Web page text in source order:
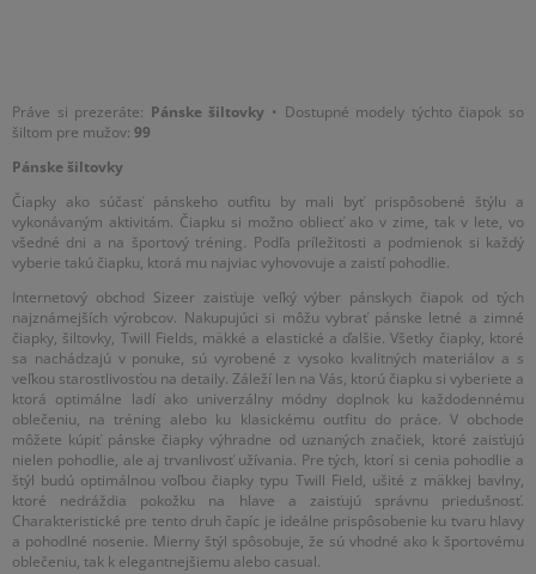
Práve si prezeráte: Pánske šiltovky • Dostupné modely týchto čiapok so
šiltom pre mužov: 99
Pánske šiltovky
Čiapky ako súčasť pánskeho outfitu by mali byť prispôsobené štýlu a
vykonávaným aktivitám. Čiapku si možno obliecť ako v zime, tak v lete, vo
všedné dni a na športový tréning. Podľa príležitosti a podmienok si každý
vyberie takú čiapku, ktorá mu najviac vyhovovuje a zaistí pohodlie.
Internetový obchod Sizeer zaisťuje veľký výber pánskych čiapok od tých
najznámejších výrobcov. Nakupujúci si môžu vybrať pánske letné a zimné
čiapky, šiltovky, Twill Fields, mäkké a elastické a ďalšie. Všetky čiapky, ktoré
sa nachádzajú v ponuke, sú vyrobené z vysoko kvalitných materiálov a s
veľkou starostlivosťou na detaily. Záleží len na Vás, ktorú čiapku si vyberiete a
ktorá optimálne ladí ako univerzálny módny doplnok ku každodennému
oblečeniu, na tréning alebo ku klasickému outfitu do práce. V obchode
môžete kúpiť pánske čiapky výhradne od uznaných značiek, ktoré zaisťujú
nielen pohodlie, ale aj trvanlivosť užívania. Pre tých, ktorí si cenia pohodlie a
štýl budú optimálnou voľbou čiapky typu Twill Field, ušité z mäkkej bavlny,
ktoré nedráždia pokožku na hlave a zaisťujú správnu priedušnosť.
Charakteristické pre tento druh čapíc je ideálne prispôsobenie ku tvaru hlavy
a pohodlné nosenie. Mierny štýl spôsobuje, že sú vhodné ako k športovému
oblečeniu, tak k elegantnejšiemu alebo casual.